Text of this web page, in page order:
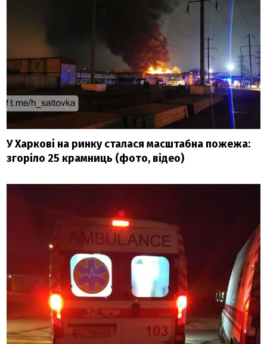
У Харкові на ринку сталася масштабна пожежа:
згоріло 25 крамниць (фото, відео)